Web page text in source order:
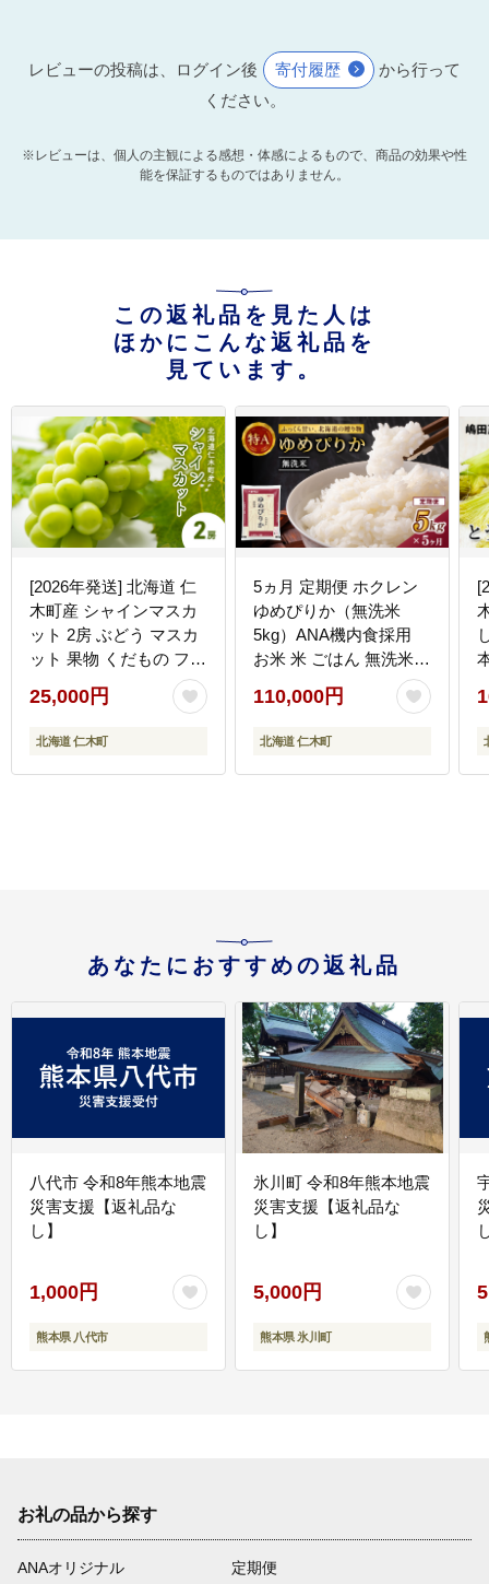
レビューの投稿は、ログイン後 寄付履歴
から行って
ください。
※レビューは、個人の主観による感想・体感によるもので、商品の効果や性
能を保証するものではありません。
この返礼品を見た人は
ほかにこんな返礼品を
見ています。
[2026年発送] 北海道 仁
木町産 シャインマスカ
ット 2房 ぶどう マスカ
ット 果物 くだもの フル
ーツ 季節のフルーツ [鶴
田農園]
25,000円
北海道 仁木町
5ヵ月 定期便 ホクレン
ゆめぴりか（無洗米
5kg）ANA機内食採用
お米 米 ごはん 無洗米
白米 国産 北海道 こめ
コメ [JA新おたる]
110,000円
北海道 仁木町
あなたにおすすめの返礼品
八代市 令和8年熊本地震
災害支援【返礼品な
し】
1,000円
熊本県 八代市
氷川町 令和8年熊本地震
災害支援【返礼品な
し】
5,000円
熊本県 氷川町
お礼の品から探す
ANAオリジナル
定期便